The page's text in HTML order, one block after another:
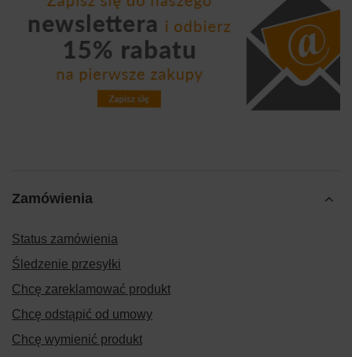
Zamówienia
Status zamówienia
Śledzenie przesyłki
Chcę zareklamować produkt
Chcę odstąpić od umowy
Chcę wymienić produkt